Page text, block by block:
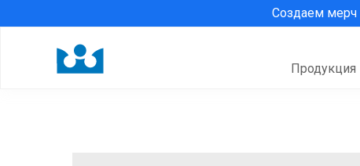
Продукция
Создаем мерч